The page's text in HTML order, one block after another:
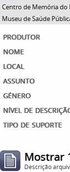
Centro de Memória
Museu de Saúde
produtor
nome
local
assunto
género
nível de
tipo de suporte
Mostrar
Descrição